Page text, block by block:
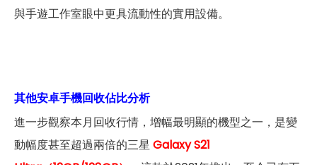
與手遊工作室眼中更具流動性的實用設備。
其他安卓手機回收佔比分析
進一步觀察本月回收行情，增幅最明顯的機型之一，是變
動幅度甚至超過兩倍的三星 Galaxy S21